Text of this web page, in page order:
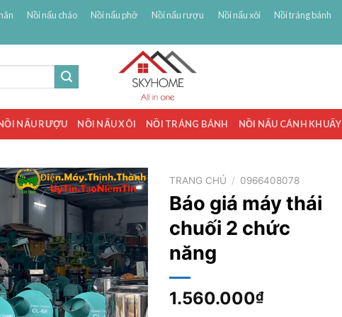
Nồi nấu cháo Nồi nấu phở Nồi nấu rượu Nồi nấu xôi Nồi tráng bánh
NẤU RƯỢU NỒI NẤU XÔI NỒI TRÁNG BÁNH NỒI NẤU CÁNH KHUẤY
TRANG CHỦ / 0966408078
Báo giá máy thái
chuối 2 chức
năng
1.560.000₫